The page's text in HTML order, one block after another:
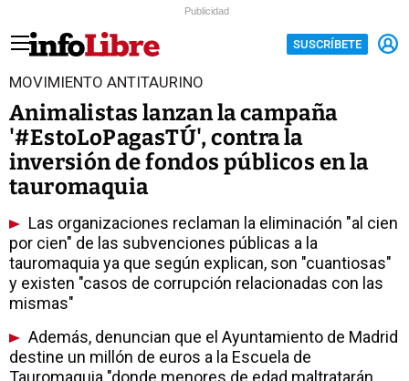
Publicidad
SUSCRÍBETE
MOVIMIENTO ANTITAURINO
Animalistas lanzan la campaña
'#EstoLoPagasTÚ', contra la
inversión de fondos públicos en la
tauromaquia
Las organizaciones reclaman la eliminación "al cien
por cien" de las subvenciones públicas a la
tauromaquia ya que según explican, son "cuantiosas"
y existen "casos de corrupción relacionadas con las
mismas"
Además, denuncian que el Ayuntamiento de Madrid
destine un millón de euros a la Escuela de
Tauromaquia "donde menores de edad maltratarán